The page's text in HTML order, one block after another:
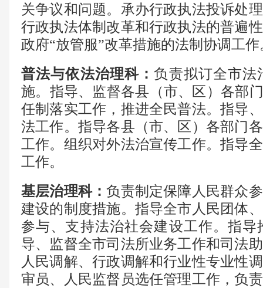
关争议和问题。承办行政执法投诉处
行政执法体制改革和行政执法的普遍
政府“放管服”改革措施的法制协调工
普法与依法治理科 ：负责拟订全市法
施。指导、监督各县（市、区）各部门
任制落实工作，推进全民普法。指导
法工作。指导各县（市、区）各部门
工作。组织对外法治宣传工作。指导
工作。
基层治理科：负责制定保障人民群众
建设的制度措施。指导全市人民团体
参与、支持法治社会建设工作。指
导、监督全市司法所业务工作和司法
人民调解、行政调解和行业性专业性
审员、人民监督员选任管理工作，负